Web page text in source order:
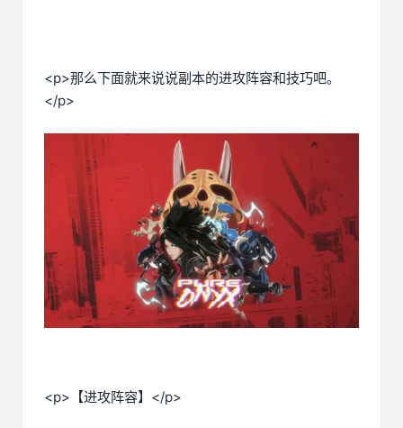
<p>那么下面就来说说副本的进攻阵容和技巧吧。
</p>
<p>【进攻阵容】</p>